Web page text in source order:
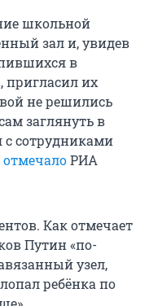
школьной
зал и, увидев
в
пригласил их
не решились
заглянуть в
с сотрудниками
отмечалоРИА
Как отмечает
Путин «по-
узел,
ребёнка по